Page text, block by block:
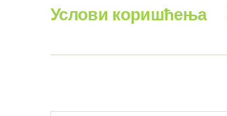
Услови коришћења